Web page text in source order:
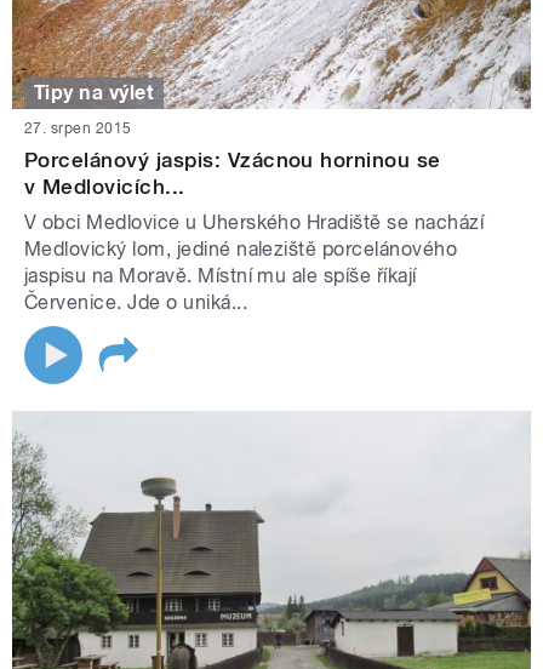
Tipy na výlet
27. srpen 2015
Porcelánový jaspis: Vzácnou horninou se
v Medlovicích...
V obci Medlovice u Uherského Hradiště se nachází
Medlovický lom, jediné naleziště porcelánového
jaspisu na Moravě. Místní mu ale spíše říkají
Červenice. Jde o uniká...